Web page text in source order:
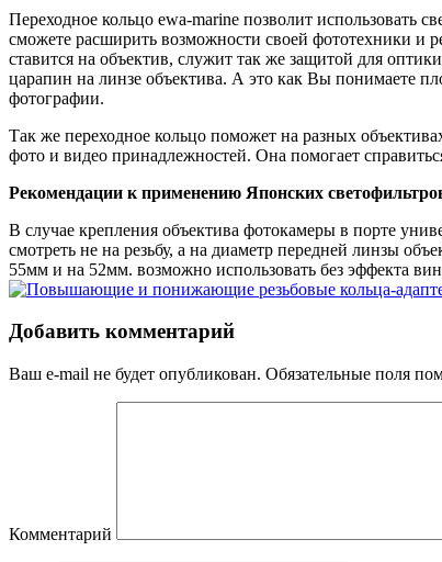
Переходное кольцо ewa-marine позволит
сможете расширить возможности своей фототехники и
ставится на объектив, служит так же защитой для
царапин на линзе объектива. А это как Вы понимаете
фотографии.
Так же переходное кольцо поможет на разных
фото и видео принадлежностей. Она помогает
Рекомендации к применению Японских
В случае крепления объектива фотокамеры в порте
смотреть не на резьбу, а на диаметр передней линзы
55мм и на 52мм. возможно использовать без эффекта
Добавить комментарий
Ваш e-mail не будет опубликован. Обязательные поля
Комментарий